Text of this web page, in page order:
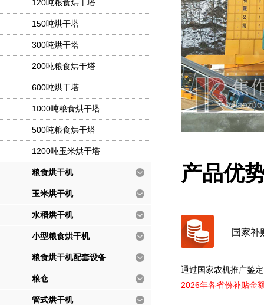
120吨粮食烘干塔
150吨烘干塔
300吨烘干塔
200吨粮食烘干塔
600吨烘干塔
1000吨粮食烘干塔
500吨粮食烘干塔
1200吨玉米烘干塔
粮食烘干机
玉米烘干机
水稻烘干机
小型粮食烘干机
粮食烘干机配套设备
粮仓
管式烘干机
产品优
国家补
通过国家农机推广鉴
2026年各省份补贴金